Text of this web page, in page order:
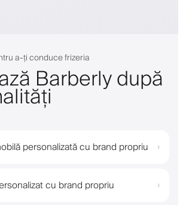
a-ți conduce frizeria
Barberly după
personalizată cu brand propriu ›
cu brand propriu ›